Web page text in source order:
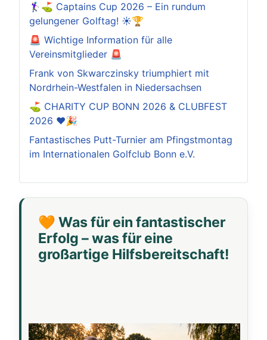
🏌️‍♀️⛳ Captains Cup 2026 – Ein rundum
gelungener Golftag! ☀️🏆
🚨 Wichtige Information für alle
Vereinsmitglieder 🚨
Frank von Skwarczinsky triumphiert mit
Nordrhein-Westfalen in Niedersachsen
⛳️ CHARITY CUP BONN 2026 & CLUBFEST
2026 ❤️🎉
Fantastisches Putt-Turnier am Pfingstmontag
im Internationalen Golfclub Bonn e.V.
🧡 Was für ein fantastischer
Erfolg – was für eine
großartige Hilfsbereitschaft!